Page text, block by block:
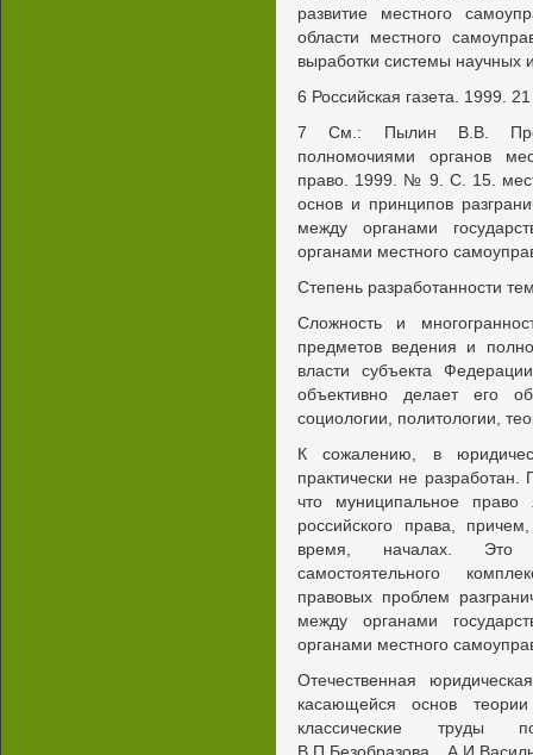
развитие местного
области местного
выработки системы научных
6 Российская газета. 1999.
7 См.: Пылин В.В.
полномочиями органов
право. 1999. № 9. С. 15.
основ и принципов
между органами
органами местного
Степень разработанности
Сложность и
предметов ведения и
власти субъекта
объективно делает его
социологии, политологии,
К сожалению, в
практически не
что муниципальное право
российского права,
время, началах. Это
самостоятельного
правовых проблем
между органами
органами местного
Отечественная
касающейся основ
классические труды